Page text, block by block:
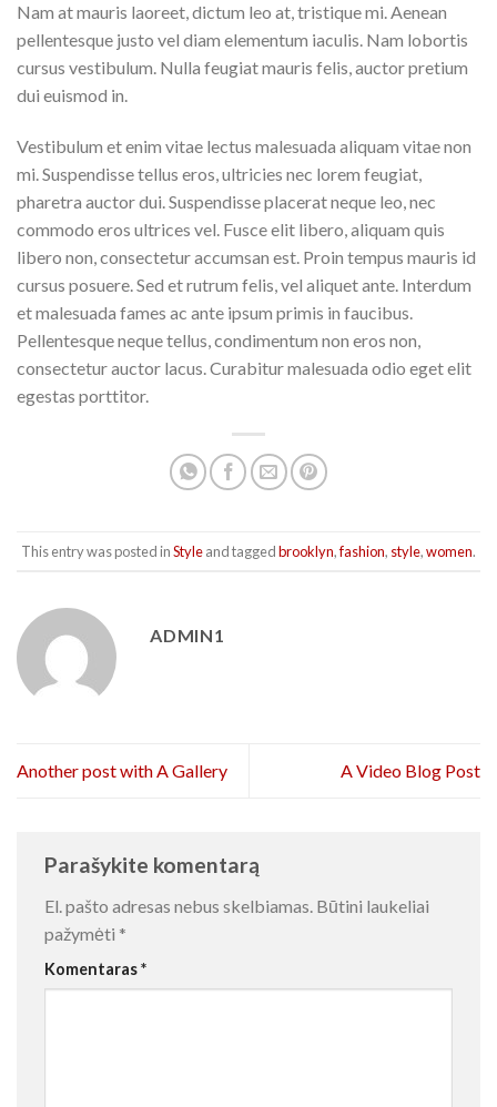
Nam at mauris laoreet, dictum leo at, tristique mi. Aenean
pellentesque justo vel diam elementum iaculis. Nam lobortis
cursus vestibulum. Nulla feugiat mauris felis, auctor pretium
dui euismod in.
Vestibulum et enim vitae lectus malesuada aliquam vitae non
mi. Suspendisse tellus eros, ultricies nec lorem feugiat,
pharetra auctor dui. Suspendisse placerat neque leo, nec
commodo eros ultrices vel. Fusce elit libero, aliquam quis
libero non, consectetur accumsan est. Proin tempus mauris id
cursus posuere. Sed et rutrum felis, vel aliquet ante. Interdum
et malesuada fames ac ante ipsum primis in faucibus.
Pellentesque neque tellus, condimentum non eros non,
consectetur auctor lacus. Curabitur malesuada odio eget elit
egestas porttitor.
This entry was posted inStyleand taggedbrooklyn,fashion, style,women.
ADMIN1
Another post with A Gallery A Video Blog Post
Parašykite komentarą
El. pašto adresas nebus skelbiamas. Būtini laukeliai
pažymėti *
Komentaras*